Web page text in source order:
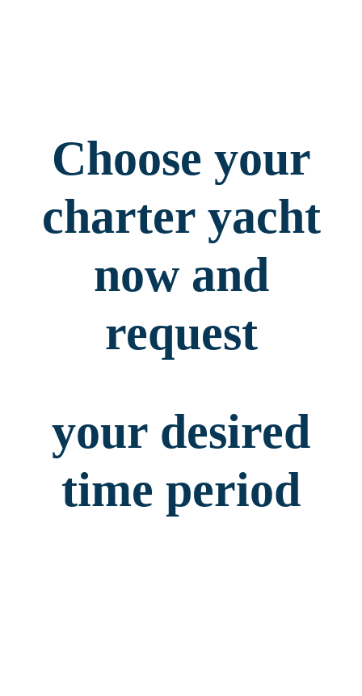
Choose your
charter yacht
now and
request
your desired
time period